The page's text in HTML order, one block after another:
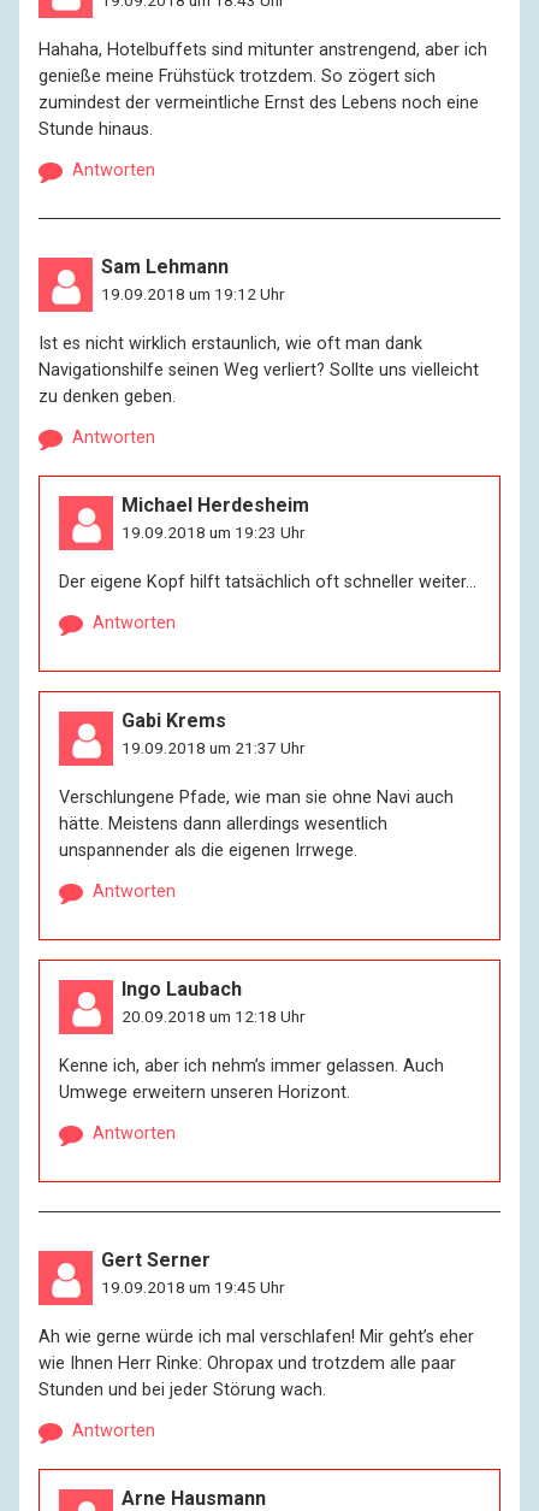
Hahaha, Hotelbuffets sind mitunter anstrengend, aber ich
genieße meine Frühstück trotzdem. So zögert sich
zumindest der vermeintliche Ernst des Lebens noch eine
Stunde hinaus.
Antworten
Sam Lehmann
19.09.2018 um 19:12 Uhr
Ist es nicht wirklich erstaunlich, wie oft man dank
Navigationshilfe seinen Weg verliert? Sollte uns vielleicht
zu denken geben.
Antworten
Michael Herdesheim
19.09.2018 um 19:23 Uhr
Der eigene Kopf hilft tatsächlich oft schneller weiter…
Antworten
Gabi Krems
19.09.2018 um 21:37 Uhr
Verschlungene Pfade, wie man sie ohne Navi auch
hätte. Meistens dann allerdings wesentlich
unspannender als die eigenen Irrwege.
Antworten
Ingo Laubach
20.09.2018 um 12:18 Uhr
Kenne ich, aber ich nehm’s immer gelassen. Auch
Umwege erweitern unseren Horizont.
Antworten
Gert Serner
19.09.2018 um 19:45 Uhr
Ah wie gerne würde ich mal verschlafen! Mir geht’s eher
wie Ihnen Herr Rinke: Ohropax und trotzdem alle paar
Stunden und bei jeder Störung wach.
Antworten
Arne Hausmann